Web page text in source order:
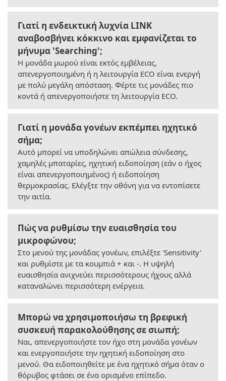
Γιατί η ενδεικτική λυχνία LINK
αναβοσβήνει κόκκινο και εμφανίζεται το
μήνυμα 'Searching';
Η μονάδα μωρού είναι εκτός εμβέλειας,
απενεργοποιημένη ή η λειτουργία ECO είναι ενεργή
με πολύ μεγάλη απόσταση. Φέρτε τις μονάδες πιο
κοντά ή απενεργοποιήστε τη λειτουργία ECO.
Γιατί η μονάδα γονέων εκπέμπει ηχητικό
σήμα;
Αυτό μπορεί να υποδηλώνει απώλεια σύνδεσης,
χαμηλές μπαταρίες, ηχητική ειδοποίηση (εάν ο ήχος
είναι απενεργοποιημένος) ή ειδοποίηση
θερμοκρασίας. Ελέγξτε την οθόνη για να εντοπίσετε
την αιτία.
Πώς να ρυθμίσω την ευαισθησία του
μικροφώνου;
Στο μενού της μονάδας γονέων, επιλέξτε 'Sensitivity'
και ρυθμίστε με τα κουμπιά + και -. Η υψηλή
ευαισθησία ανιχνεύει περισσότερους ήχους αλλά
καταναλώνει περισσότερη ενέργεια.
Μπορώ να χρησιμοποιήσω τη βρεφική
συσκευή παρακολούθησης σε σιωπή;
Ναι, απενεργοποιήστε τον ήχο στη μονάδα γονέων
και ενεργοποιήστε την ηχητική ειδοποίηση στο
μενού. Θα ειδοποιηθείτε με ένα ηχητικό σήμα όταν ο
θόρυβος φτάσει σε ένα ορισμένο επίπεδο.